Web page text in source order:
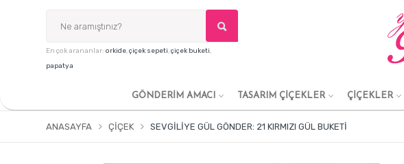
En çok arananlar: orkide,çiçek sepeti,çiçek buketi,
papatya
GÖNDERİM AMACI TASARIM ÇİÇEKLER ÇİÇEKLER
ANASAYFA ÇIÇEK SEVGILIYE GÜL GÖNDER: 21 KIRMIZI GÜL BUKETI